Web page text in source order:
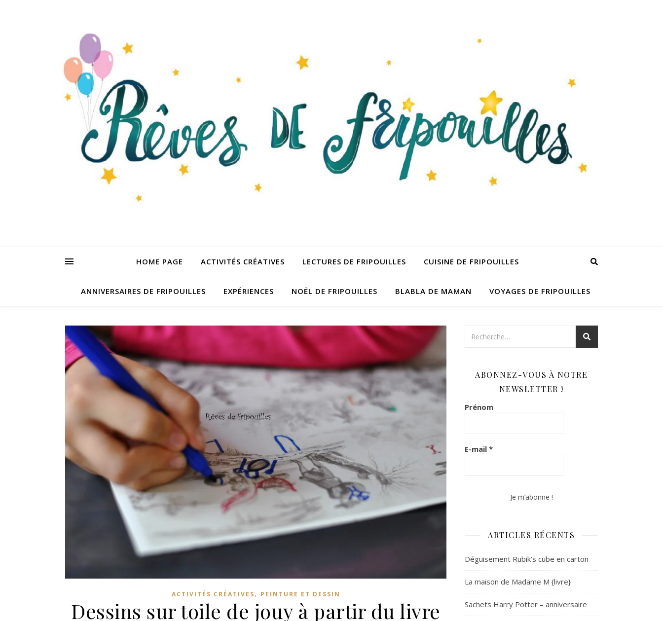
HOME PAGE ACTIVITÉS CRÉATIVES LECTURES DE FRIPOUILLES CUISINE DE FRIPOUILLES
ANNIVERSAIRES DE FRIPOUILLES EXPÉRIENCES NOËL DE FRIPOUILLES BLABLA DE MAMAN VOYAGES DE FRIPOUILLES
ACTIVITÉS CRÉATIVES, PEINTURE ET DESSIN
Dessins sur toile de jouy à partir du livre
ABONNEZ-VOUS À NOTRE
NEWSLETTER !
Prénom
E-mail *
ARTICLES RÉCENTS
Déguisement Rubik’s cube en carton
La maison de Madame M {livre}
Sachets Harry Potter – anniversaire